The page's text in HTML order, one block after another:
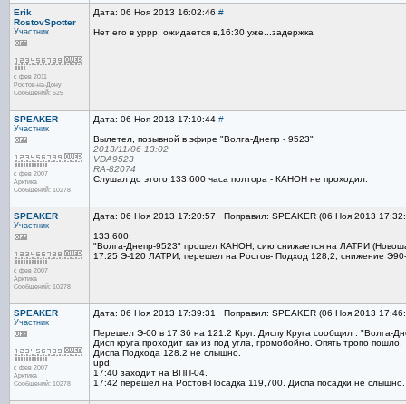
Erik
RostovSpotter
Участник
с фев 2011
Ростов-на-Дону
Сообщений: 625
Дата: 06 Ноя 2013 16:02:46 #
Нет его в уррр, ожидается в,16:30 уже...задержка
SPEAKER
Участник
с фев 2007
Арктика
Сообщений: 10278
Дата: 06 Ноя 2013 17:10:44 #
Вылетел, позывной в эфире "Волга-Днепр - 9523"
2013/11/06 13:02
VDA9523
RA-82074
Слушал до этого 133,600 часа полтора - КАНОН не проходил.
SPEAKER
Участник
с фев 2007
Арктика
Сообщений: 10278
Дата: 06 Ноя 2013 17:20:57 · Поправил: SPEAKER (06 Ноя 2013
133.600:
"Волга-Днепр-9523" прошел КАНОН, сию снижается на ЛАТРИ
17:25 Э-120 ЛАТРИ, перешел на Ростов- Подход 128,2, снижение
SPEAKER
Участник
с фев 2007
Арктика
Сообщений: 10278
Дата: 06 Ноя 2013 17:39:31 · Поправил: SPEAKER (06 Ноя 2013
Перешел Э-60 в 17:36 на 121.2 Круг. Диспу Круга сообщил : "Волга-
Дисп круга проходит как из под угла, громобойно. Опять тропо пошло.
Диспа Подхода 128.2 не слышно.
upd:
17:40 заходит на ВПП-04.
17:42 перешел на Ростов-Посадка 119,700. Диспа посадки не